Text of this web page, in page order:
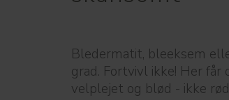
Bledermatit, bleeksem
grad. Fortvivl ikke! Her
velplejet og blød - ikke